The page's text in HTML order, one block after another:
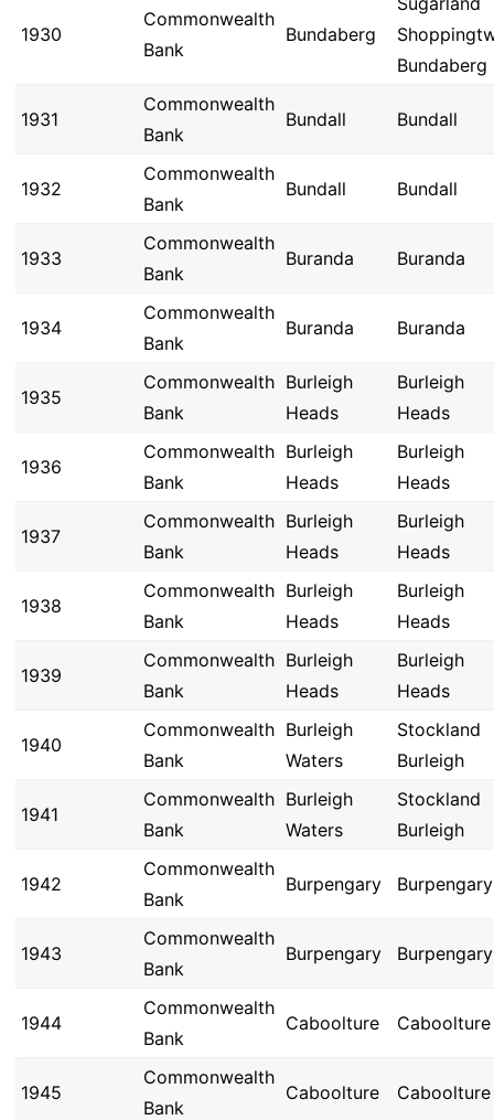
1930
Commonwealth
Bank
Bundaberg
Bundaberg
1931
Commonwealth
Bank
Bundall Bundall
1932
Commonwealth
Bank
Bundall Bundall
1933
Commonwealth
Bank
Buranda Buranda
1934
Commonwealth
Bank
Buranda Buranda
1935
Commonwealth
Bank
Burleigh
Heads
Burleigh
Heads
1936
Commonwealth
Bank
Burleigh
Heads
Burleigh
Heads
1937
Commonwealth
Bank
Burleigh
Heads
Burleigh
Heads
1938
Commonwealth
Bank
Burleigh
Heads
Burleigh
Heads
1939
Commonwealth
Bank
Burleigh
Heads
Burleigh
Heads
1940
Commonwealth
Bank
Burleigh
Waters
Stockland
Burleigh
1941
Commonwealth
Bank
Burleigh
Waters
Stockland
Burleigh
1942
Commonwealth
Bank
Burpengary Burpengary
1943
Commonwealth
Bank
Burpengary Burpengary
1944
Commonwealth
Bank
Caboolture Caboolture
1945
Commonwealth
Bank
Caboolture Caboolture